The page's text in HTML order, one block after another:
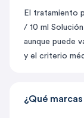
El tratamiento
/ 10 ml
aunque puede
y el criterio
¿Qué